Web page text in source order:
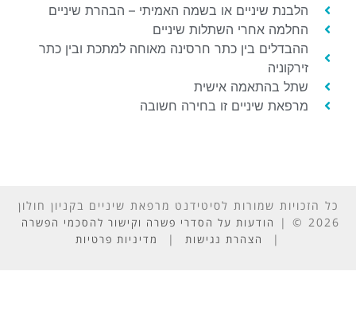
הלבנת שיניים או בשמה האמיתי – הבהרת שיניים
החלמה אחרי השתלות שיניים
ההבדלים בין כתר חרסינה מאוחה למתכת ובין כתר
זירקוניה
שתל בהתאמה אישית
מרפאת שיניים זו בחירה חשובה
כל הזכויות שמורות לסיטידנט מרפאת שיניים בקניון חולון
2026 © |
הודעות על הסדרי פשרה וקישור להסכמי הפשרה
| הצהרת נגישות | מדיניות פרטיות